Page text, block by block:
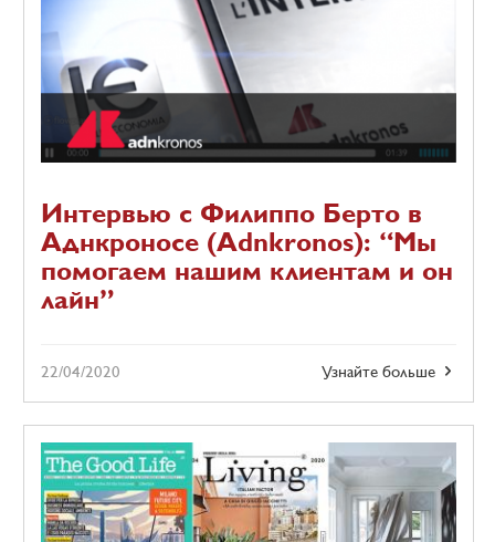
Интервью с Филиппо Берто в
Аднкроносе (Adnkronos): “Мы
помогаем нашим клиентам и он
лайн”
Узнайте больше
22/04/2020